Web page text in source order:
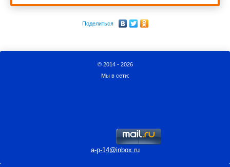
Поделиться
© 2014 - 2026
Мы в сети:
a-p-14@inbox.ru